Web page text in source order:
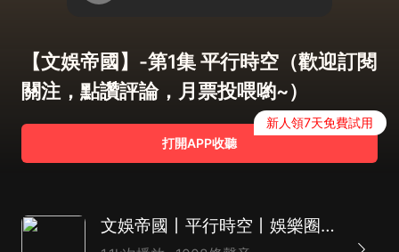
【文娛帝國】-第1集 平行時空（歡迎訂閱
關注，點讚評論，月票投喂喲~）
打開APP收聽
新人領7天免費試用
文娛帝國丨平行時空丨娛樂圈丨爽文丨精品多播